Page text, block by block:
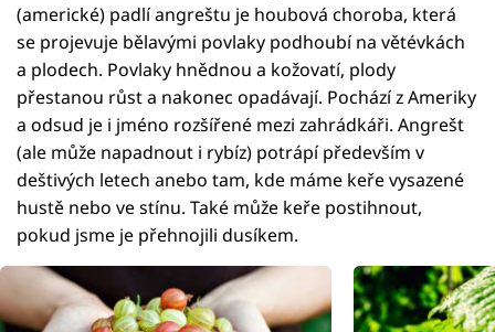
(americké) padlí angreštu je houbová choroba, která
se projevuje bělavými povlaky podhoubí na větévkách
a plodech. Povlaky hnědnou a kožovatí, plody
přestanou růst a nakonec opadávají. Pochází z Ameriky
a odsud je i jméno rozšířené mezi zahrádkáři. Angrešt
(ale může napadnout i rybíz) potrápí především v
deštivých letech anebo tam, kde máme keře vysazené
hustě nebo ve stínu. Také může keře postihnout,
pokud jsme je přehnojili dusíkem.